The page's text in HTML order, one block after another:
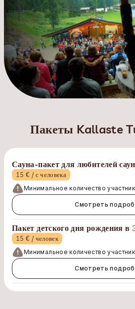
Пакеты Kallaste
Сауна-пакет для любителей
15 € / с человека
Минимальное количество
Смотреть
Пакет детского дня рождения в
15 € / человек
Минимальное количество
Смотреть